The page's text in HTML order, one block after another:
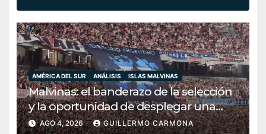
AMÉRICA DEL SUR ANÁLISIS ISLAS MALVINAS
Malvinas: el banderazo de la selección
y la oportunidad de desplegar una
diplomacia soberana
AGO 4, 2026 GUILLERMO CARMONA